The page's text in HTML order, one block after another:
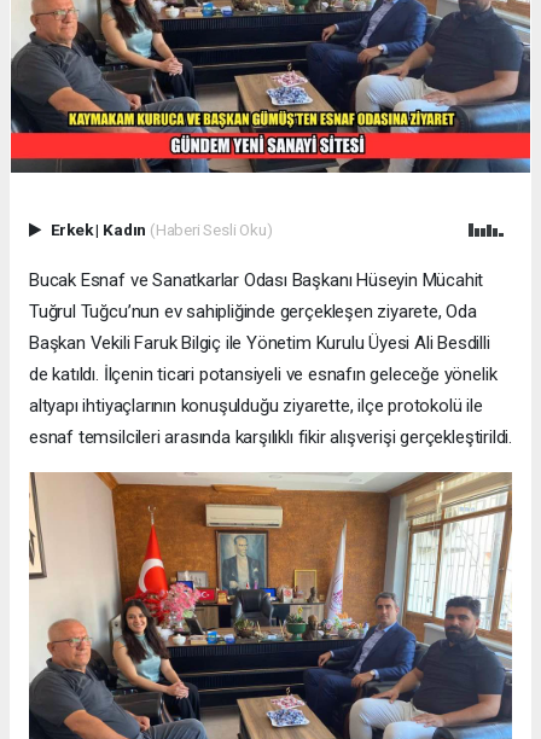
Erkek| Kadın (Haberi Sesli Oku)
Bucak Esnaf ve Sanatkarlar Odası Başkanı Hüseyin Mücahit
Tuğrul Tuğcu’nun ev sahipliğinde gerçekleşen ziyarete, Oda
Başkan Vekili Faruk Bilgiç ile Yönetim Kurulu Üyesi Ali Besdilli
de katıldı. İlçenin ticari potansiyeli ve esnafın geleceğe yönelik
altyapı ihtiyaçlarının konuşulduğu ziyarette, ilçe protokolü ile
esnaf temsilcileri arasında karşılıklı fikir alışverişi gerçekleştirildi.